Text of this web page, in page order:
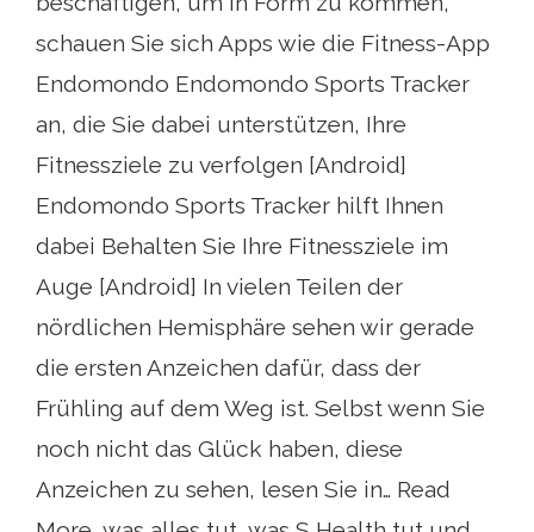
schauen Sie sich Apps wie die Fitness-App
Endomondo Endomondo Sports Tracker
an, die Sie dabei unterstützen, Ihre
Fitnessziele zu verfolgen [Android]
Endomondo Sports Tracker hilft Ihnen
dabei Behalten Sie Ihre Fitnessziele im
Auge [Android] In vielen Teilen der
nördlichen Hemisphäre sehen wir gerade
die ersten Anzeichen dafür, dass der
Frühling auf dem Weg ist. Selbst wenn Sie
noch nicht das Glück haben, diese
Anzeichen zu sehen, lesen Sie in… Read